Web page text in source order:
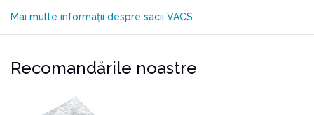
Mai multe informații despre sacii VACS...
Recomandările noastre